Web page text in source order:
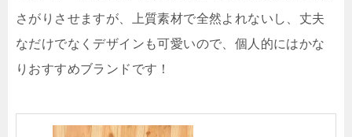
さがりさせますが、上質素材で全然よれないし、丈夫
なだけでなくデザインも可愛いので、個人的にはかな
りおすすめブランドです！